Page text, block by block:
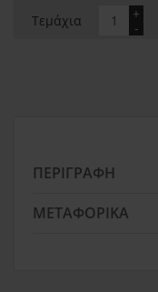
Τεμάχια -
+
ΠΕΡΙΓΡΑΦΉ
ΜΕΤΑΦΟΡΙΚΆ